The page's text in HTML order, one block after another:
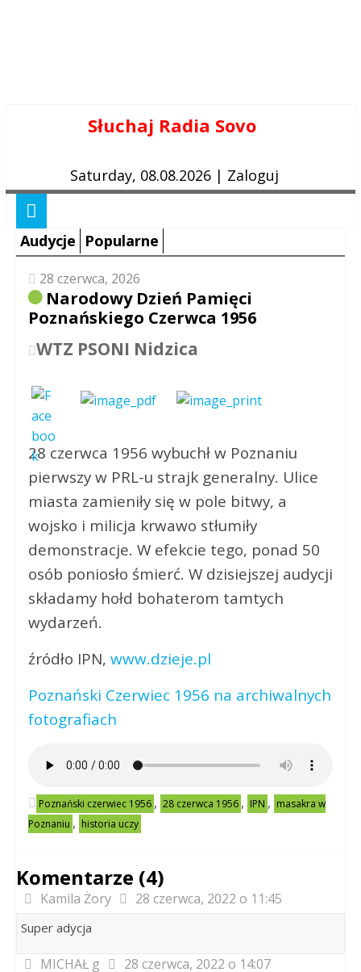
Słuchaj Radia Sovo
Saturday, 08.08.2026 | Zaloguj
Audycje Popularne
28 czerwca, 2026
Narodowy Dzień Pamięci
Poznańskiego Czerwca 1956
WTZ PSONI Nidzica
28 czerwca 1956 wybuchł w Poznaniu
pierwszy w PRL-u strajk generalny. Ulice
miasta zamieniły się w pole bitwy, a
wojsko i milicja krwawo stłumiły
demonstracje. W efekcie tego, ponad 50
osób poniosło śmierć. W dzisiejszej audycji
składamy hołd bohaterom tamtych
wydarzeń.
źródło IPN, www.dzieje.pl
Poznański Czerwiec 1956 na archiwalnych
fotografiach
Poznański czerwiec 1956 , 28 czerwca 1956 , IPN , masakra w
Poznaniu , historia uczy
Komentarze (4)
Kamila Żory 28 czerwca, 2022 o 11:45
Super adycja
MICHAŁ g 28 czerwca, 2022 o 14:07